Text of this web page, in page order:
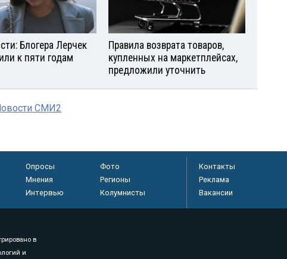
Блогера Лерчек
к пяти годам
Правила возврата товаров,
купленных на маркетплейсах,
предложили уточнить
СМИ2
Опросы
Фото
Мнения
Регионы
Интервью Колумнисты
Контакты
Реклама
Вакансии
в
и